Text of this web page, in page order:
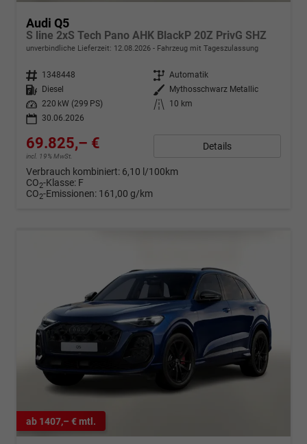
Audi Q5
S line 2xS Tech Pano AHK BlackP 20Z PrivG SHZ
unverbindliche Lieferzeit: 12.08.2026 Fahrzeug mit Tageszulassung
Fahrzeugnr. 1348448 Getriebe Automatik
Kraftstoff
Diesel Außenfarbe
Mythosschwarz Metallic
Leistung
220 kW (299 PS) Kilometerstand
10 km
30.06.2026
69.825,– €
incl. 19% MwSt.
Details
Verbrauch kombiniert: 6,10 l/100km
CO2-Klasse: F
CO2-Emissionen: 161,00 g/km
ab 1407,– € mtl.